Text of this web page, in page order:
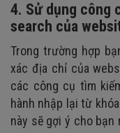
4. Sử dụng công
search của
Trong trường hợp
xác địa chỉ của
các công cụ tìm
hành nhập lại từ
này sẽ gợi ý cho bạn